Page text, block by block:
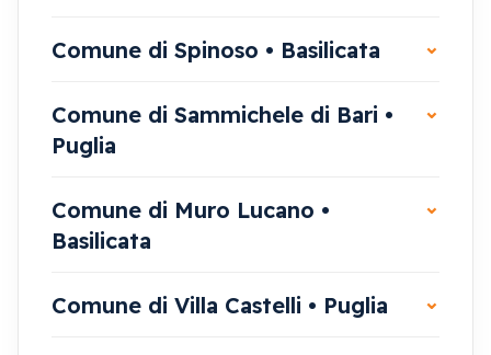
Comune di Spinoso • Basilicata
Comune di Sammichele di Bari •
Puglia
Comune di Muro Lucano •
Basilicata
Comune di Villa Castelli • Puglia